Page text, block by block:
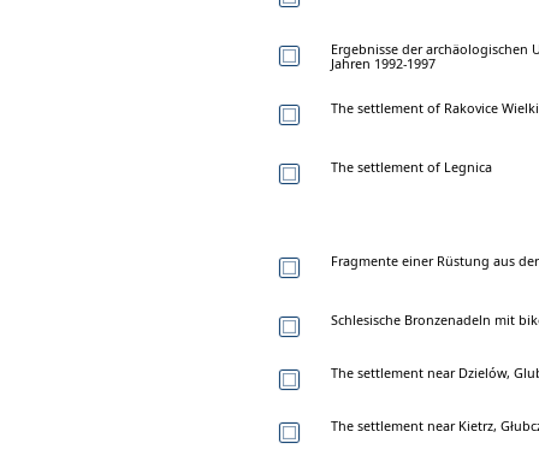
Ergebnisse der
Jahren 1992-1997
The settlement of Rakovice
The settlement of Legnica
Fragmente einer Rüstung aus
Schlesische Bronzenadeln mit
The settlement near Dzielów,
The settlement near Kietrz,